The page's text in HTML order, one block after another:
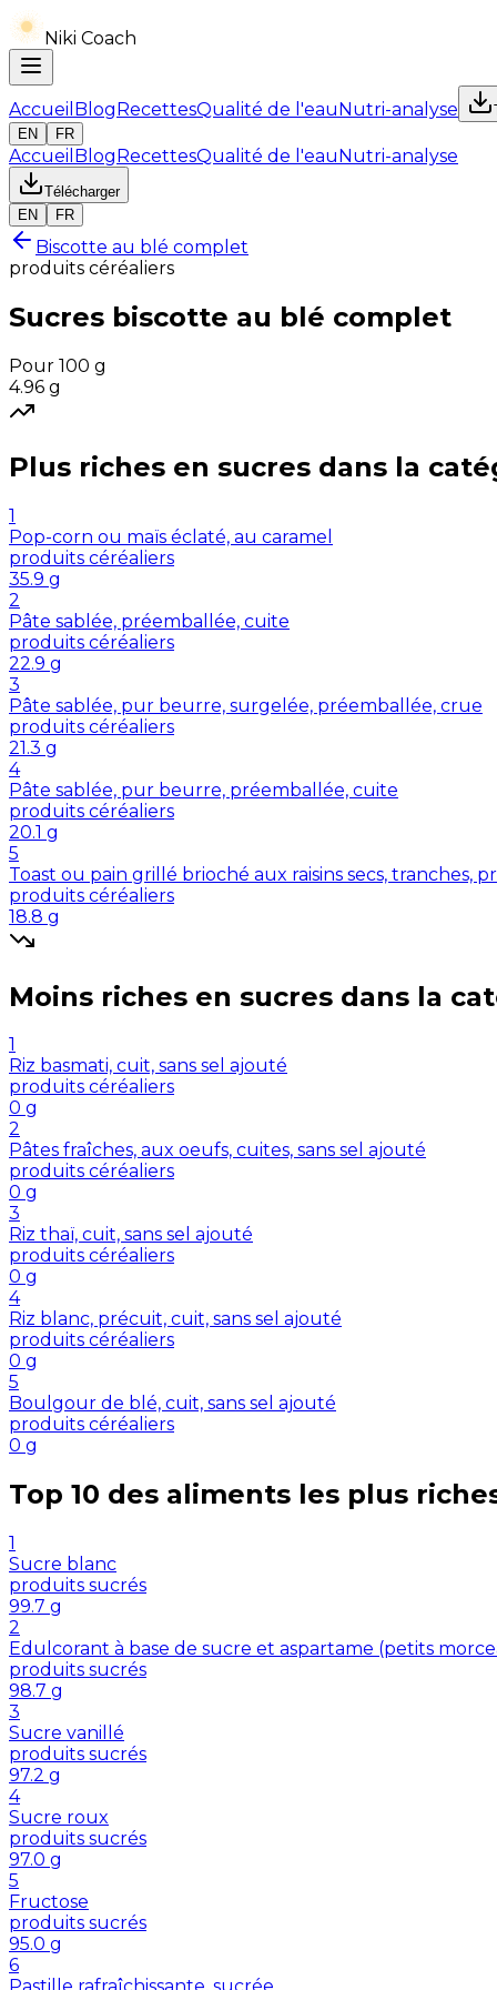
Niki Coach
Accueil BlogRecettesQualité de l'eauNutri-analyse
EN
FR
Accueil BlogRecettesQualité de l'eauNutri-analyse
Télécharger
EN
FR
Biscotte au blé complet
produits céréaliers
Sucres biscotte au blé complet
Pour 100 g
4.96 g
Plus riches en sucres dans la
1
Pop-corn ou maïs éclaté, au caramel
produits céréaliers
35.9 g
2
Pâte sablée, préemballée, cuite
produits céréaliers
22.9 g
3
Pâte sablée, pur beurre, surgelée, préemballée, crue
produits céréaliers
21.3 g
4
Pâte sablée, pur beurre, préemballée, cuite
produits céréaliers
20.1 g
5
Toast ou pain grillé brioché aux raisins secs, tranches,
produits céréaliers
18.8 g
Moins riches en sucres dans la
1
Riz basmati, cuit, sans sel ajouté
produits céréaliers
0 g
2
Pâtes fraîches, aux oeufs, cuites, sans sel ajouté
produits céréaliers
0 g
3
Riz thaï, cuit, sans sel ajouté
produits céréaliers
0 g
4
Riz blanc, précuit, cuit, sans sel ajouté
produits céréaliers
0 g
5
Boulgour de blé, cuit, sans sel ajouté
produits céréaliers
0 g
Top 10 des aliments les plus
1
Sucre blanc
produits sucrés
99.7 g
2
Edulcorant à base de sucre et aspartame (petits
produits sucrés
98.7 g
3
Sucre vanillé
produits sucrés
97.2 g
4
Sucre roux
produits sucrés
97.0 g
5
Fructose
produits sucrés
95.0 g
6